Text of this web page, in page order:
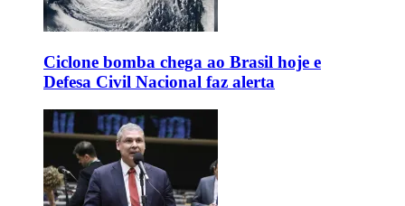
Ciclone bomba chega ao Brasil hoje e
Defesa Civil Nacional faz alerta